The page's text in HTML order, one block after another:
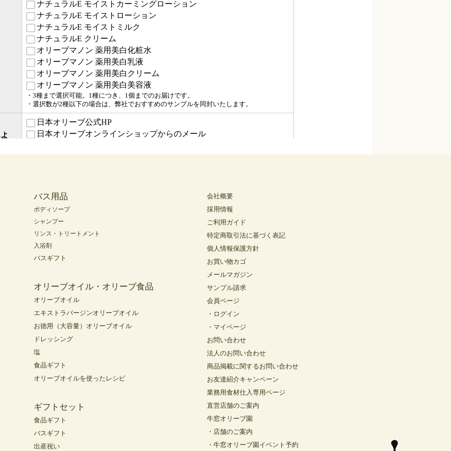
バス用品
ボディソープ
シャンプー
リンス・トリートメント
入浴剤
バスギフト
オリーブオイル・オリーブ食品
オリーブオイル
エキストラバージンオリーブオイル
お徳用（大容量）オリーブオイル
ドレッシング
塩
食品ギフト
オリーブオイルを使ったレシピ
ギフトセット
食品ギフト
バスギフト
出産祝い
会社概要
採用情報
ご利用ガイド
特定商取引法に基づく表記
個人情報保護方針
お買い物カゴ
メールマガジン
サンプル請求
会員ページ
・ログイン
・マイページ
お問い合わせ
法人のお問い合わせ
商品掲載に関するお問い合わせ
お友達紹介キャンペーン
業務用食材仕入専用ページ
直営店舗のご案内
牛窓オリーブ園
・店舗のご案内
・牛窓オリーブ園イベント予約